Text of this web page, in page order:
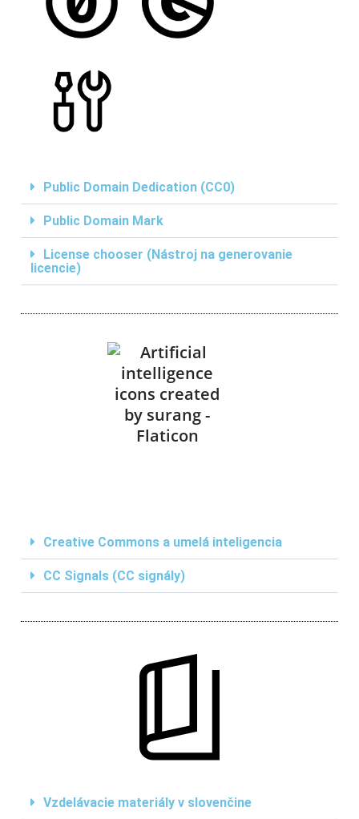
Public Domain Dedication (CC0)
Public Domain Mark
License chooser (Nástroj na generovanie
licencie)
Creative Commons a umelá inteligencia
CC Signals (CC signály)
Vzdelávacie materiály v slovenčine